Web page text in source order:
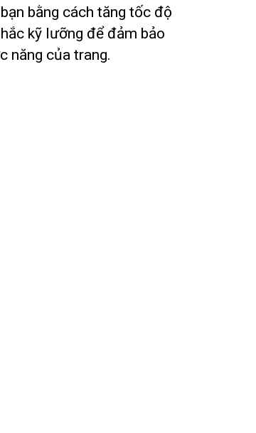
bằng cách tăng tốc độ
kỹ lưỡng để đảm bảo
năng của trang.